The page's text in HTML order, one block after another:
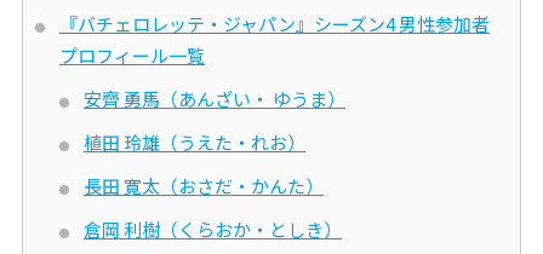
『バチェロレッテ・ジャパン』シーズン4 男性参加者
プロフィール一覧
安齊 勇馬（あんざい・ ゆうま）
植田 玲雄（うえた・れお）
長田 寛太（おさだ・かんた）
倉岡 利樹（くらおか・としき）